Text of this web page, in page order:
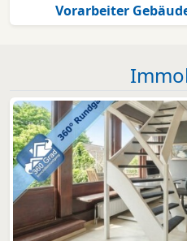
Vorarbeiter